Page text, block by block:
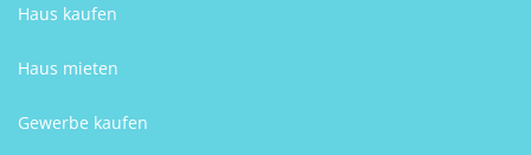
Haus kaufen
Haus mieten
Gewerbe kaufen